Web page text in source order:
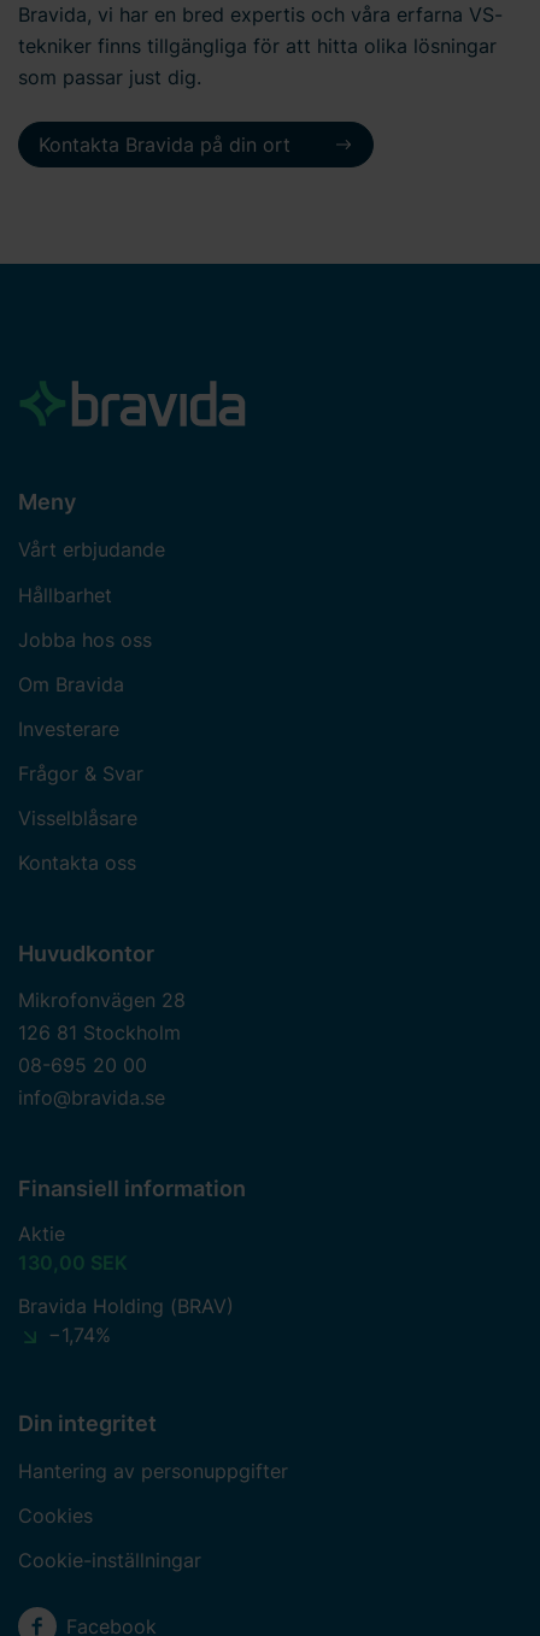
Bravida, vi har en bred expertis och våra erfarna VS-
tekniker finns tillgängliga för att hitta olika lösningar
som passar just dig.
Kontakta Bravida på din ort
Meny
Vårt erbjudande
Hållbarhet
Jobba hos oss
Om Bravida
Investerare
Frågor & Svar
Visselblåsare
Kontakta oss
Huvudkontor
Mikrofonvägen 28
126 81 Stockholm
08-695 20 00
info@bravida.se
Finansiell information
Aktie
130,00 SEK
Bravida Holding (BRAV)
−1,74%
Din integritet
Hantering av personuppgifter
Cookies
Cookie-inställningar
Sociala medier
Facebook